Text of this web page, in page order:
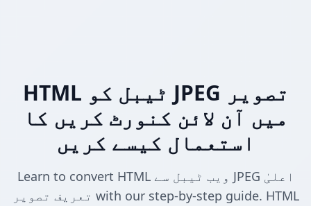
HTML ٹیبل کو JPEG تصویر
میں آن لائن کنورٹ کریں کا
استعمال کیسے کریں
Learn to convert HTML ویب ٹیبل سے JPEG اعلیٰ
تعریف تصویر with our step-by-step guide. HTML